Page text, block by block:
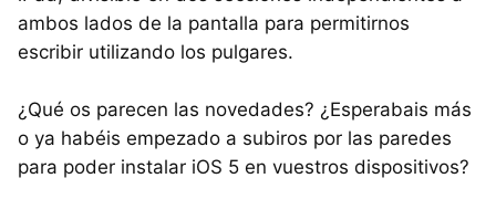
ambos lados de la pantalla para permitirnos
escribir utilizando los pulgares.
¿Qué os parecen las novedades? ¿Esperabais más
o ya habéis empezado a subiros por las paredes
para poder instalar iOS 5 en vuestros dispositivos?